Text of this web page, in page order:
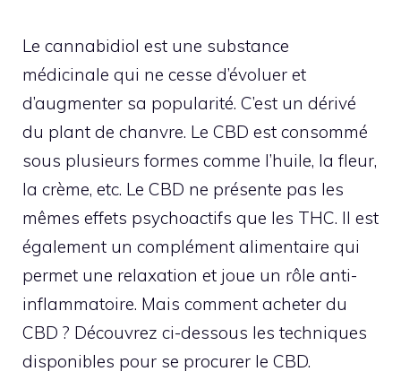
Le cannabidiol est une substance
médicinale qui ne cesse d’évoluer et
d’augmenter sa popularité. C’est un dérivé
du plant de chanvre. Le CBD est consommé
sous plusieurs formes comme l’huile, la fleur,
la crème, etc. Le CBD ne présente pas les
mêmes effets psychoactifs que les THC. Il est
également un complément alimentaire qui
permet une relaxation et joue un rôle anti-
inflammatoire. Mais comment acheter du
CBD ? Découvrez ci-dessous les techniques
disponibles pour se procurer le CBD.